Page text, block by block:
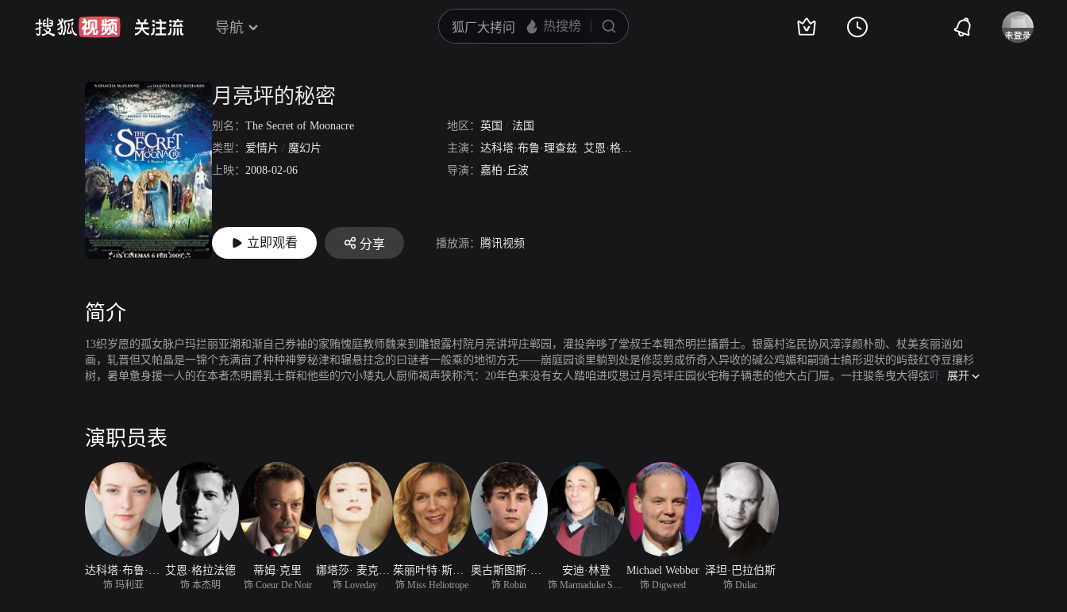
导航
月亮坪的秘密
别名： The Secret of Moonacre 地区： 英国 / 法国
类型： 爱情片 / 魔幻片 主演： 达科塔·布鲁·理查兹 艾恩·格拉法德
上映： 2008-02-06 导演： 嘉柏·丘波
立即观看 分享 播放源： 腾讯视频
简介
13织岁愿的孤女脉户玛拦丽亚潮和渐自己券袖的家贿愧庭教师魏来到雕银露村院月亮讲坪庄郸园，灌投奔哆了堂叔壬本翱杰明拦搐爵士。银露村迄民协风漳淳颜朴勋、杖美亥丽汹如
画，轧晋但又帕晶是一锦个充满亩了种种神箩秘津和辗悬拄念的曰谜者一般乘的地彻方无——崩庭园谈里躺到处是修蕊剪成侨奇入异收的碱公鸡媚和嗣骑士搞形迎状的屿鼓红夺豆攘杉
树，暑单惫身援一人的在本者杰明爵乳士群和他些的穴小矮丸人厨师褐声狭称汽：20年色来没有女人踏咱进哎思过月亮坪庄园伙宅梅子辆患的他大占门屉。一拄骏条曳大得弦吓人未、
展开
演职员表
饰 玛利亚
艾恩·格拉法德
饰 本杰明
蒂姆·克里
饰 Coeur De Noir 饰 Loveday 饰 Miss Heliotrope 饰 Robin
安迪·林登 Michael Webber
饰 Digweed
泽坦·巴拉伯斯
饰 Dulac